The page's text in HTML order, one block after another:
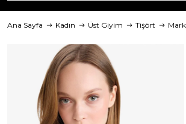
Ana Sayfa Kadın Üst Giyim Tişört